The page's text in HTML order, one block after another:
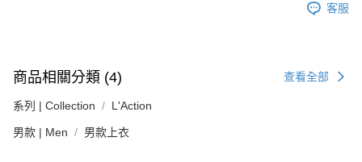
４．使用「AFTEE先享後付」時，將依據個別帳號之用戶狀況，依本公司即
恩沛科技股份有限公司將有權停止該用戶之使用額度並採取法律行動。
客服
商品相關分類 (4) 查看全部
系列 | Collection L'Action
男款 | Men 男款上衣